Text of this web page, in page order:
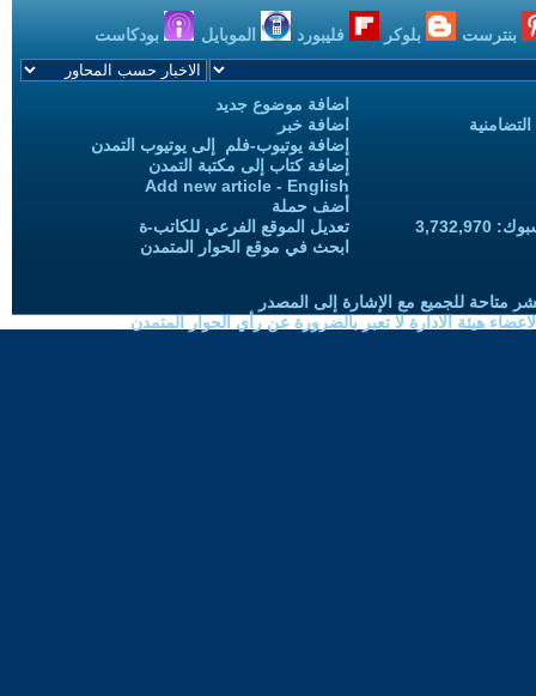
بنترست بلوكر فليبورد الموبايل بودكاست
اضافة موضوع جديد
اضافة خبر
إضافة يوتيوب-فلم إلى يوتيوب التمدن
إضافة كتاب إلى مكتبة التمدن
Add new article - English
أضف حملة
تعديل الموقع الفرعي للكاتب-ة
ابحث في موقع الحوار المتمدن
متاحة للجميع مع الإشارة إلى المصدر
هيئة الادارة لا تعبر بالضرورة عن رأي الحوار المتمدن